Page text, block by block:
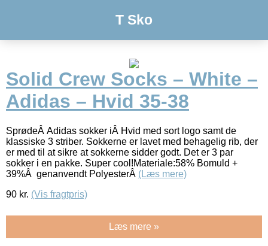
T Sko
Solid Crew Socks – White –
Adidas – Hvid 35-38
SprødeÂ Adidas sokker iÂ Hvid med sort logo samt de
klassiske 3 striber. Sokkerne er lavet med behagelig rib, der
er med til at sikre at sokkerne sidder godt. Det er 3 par
sokker i en pakke. Super cool!Materiale:58% Bomuld +
39%Â genanvendt PolyesterÂ (Læs mere)
90 kr. (Vis fragtpris)
Læs mere »